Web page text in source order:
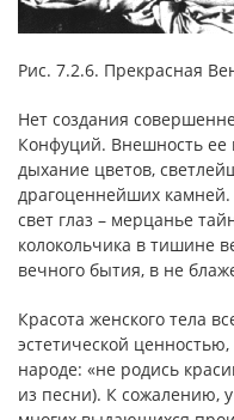
Рис. 7.2.6. Прекрасная
Нет создания
Конфуций. Внешность ее
дыхание цветов,
драгоценнейших камней.
свет глаз – мерцанье
колокольчика в тишине
вечного бытия, в не
Красота женского тела
эстетической
народе: «не родись
из песни). К сожалению,